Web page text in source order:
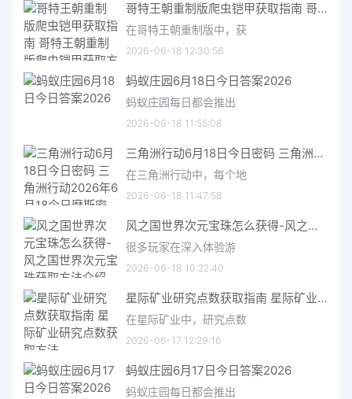
哥特王朝重制版爬虫铠甲获取指南 哥特王朝重制版爬虫铠甲获取方法
在哥特王朝重制版中，获
2026-06-18 12:30:56
蚂蚁庄园6月18日今日答案2026
蚂蚁庄园每日都会推出
2026-06-18 11:55:08
三角洲行动6月18日今日密码 三角洲行动2026年6月18今日摩斯密码分享
在三角洲行动中，每个地
2026-06-18 11:47:58
风之国世界次元宝珠怎么获得-风之国世界次元宝珠获取方法介绍
很多玩家在深入体验游
2026-06-18 10:22:40
星际矿业研究点数获取指南 星际矿业研究点数获取方法
在星际矿业中，研究点数
2026-06-17 12:29:16
蚂蚁庄园6月17日今日答案2026
蚂蚁庄园每日都会推出